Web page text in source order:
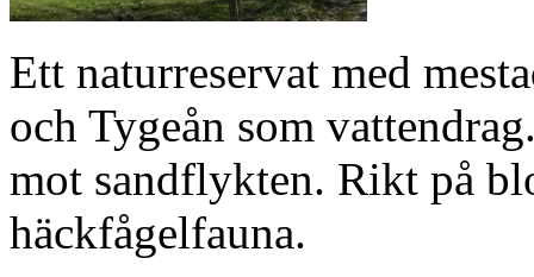
Ett naturreservat med
och Tygeån som
mot sandflykten. Rikt på
häckfågelfauna.